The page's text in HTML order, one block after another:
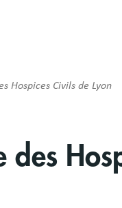
Hospices Civils de Lyon